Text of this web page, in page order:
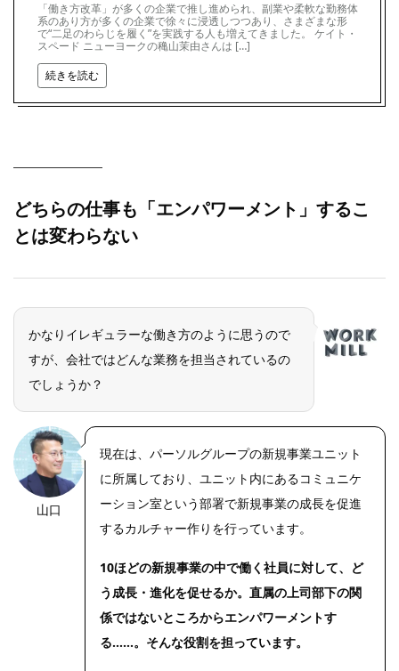
「働き方改革」が多くの企業で推し進められ、副業や柔軟な勤務体
系のあり方が多くの企業で徐々に浸透しつつあり、さまざまな形
で“二足のわらじを履く”を実践する人も増えてきました。 ケイト・
スペード ニューヨークの穐山茉由さんは […]
続きを読む
どちらの仕事も「エンパワーメント」するこ
とは変わらない
かなりイレギュラーな働き方のように思うので
すが、会社ではどんな業務を担当されているの
でしょうか？
山口
現在は、パーソルグループの新規事業ユニット
に所属しており、ユニット内にあるコミュニケ
ーション室という部署で新規事業の成長を促進
するカルチャー作りを行っています。
10ほどの新規事業の中で働く社員に対して、ど
う成長・進化を促せるか。直属の上司部下の関
係ではないところからエンパワーメントす
る……。そんな役割を担っています。